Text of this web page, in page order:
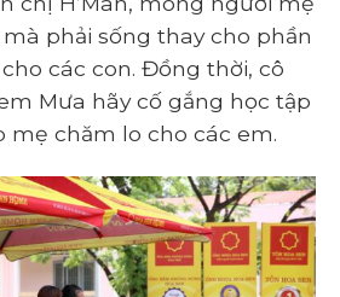
phải sống thay cho phần
các con. Đồng thời, cô
Mưa hãy cố gắng học tập
mẹ chăm lo cho các em.